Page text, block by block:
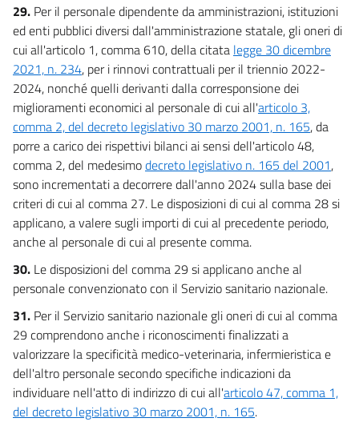
29. Per il personale dipendente da amministrazioni, istituzioni
ed enti pubblici diversi dall'amministrazione statale, gli oneri di
cui all'articolo 1, comma 610, della citata legge 30 dicembre
2021, n. 234, per i rinnovi contrattuali per il triennio 2022-
2024, nonché quelli derivanti dalla corresponsione dei
miglioramenti economici al personale di cui all'articolo 3,
comma 2, del decreto legislativo 30 marzo 2001, n. 165, da
porre a carico dei rispettivi bilanci ai sensi dell'articolo 48,
comma 2, del medesimodecreto legislativo n. 165 del 2001,
sono incrementati a decorrere dall'anno 2024 sulla base dei
criteri di cui al comma 27. Le disposizioni di cui al comma 28 si
applicano, a valere sugli importi di cui al precedente periodo,
anche al personale di cui al presente comma.
30. Le disposizioni del comma 29 si applicano anche al
personale convenzionato con il Servizio sanitario nazionale.
31. Per il Servizio sanitario nazionale gli oneri di cui al comma
29 comprendono anche i riconoscimenti finalizzati a
valorizzare la specificità medico-veterinaria, infermieristica e
dell'altro personale secondo specifiche indicazioni da
individuare nell'atto di indirizzo di cui all'articolo 47, comma 1,
del decreto legislativo 30 marzo 2001, n. 165.